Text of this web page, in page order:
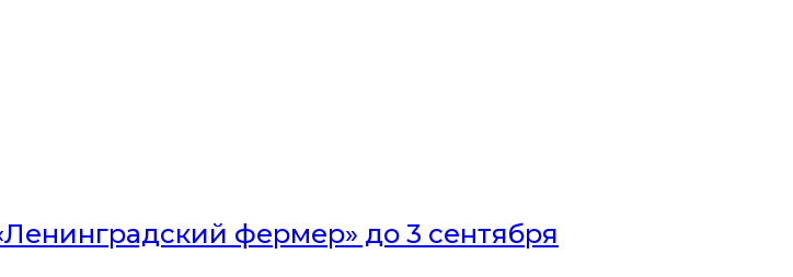
фермер» до 3 сентября